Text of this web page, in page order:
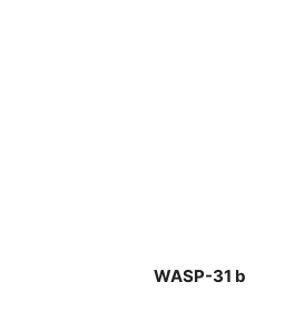
WASP-31 b